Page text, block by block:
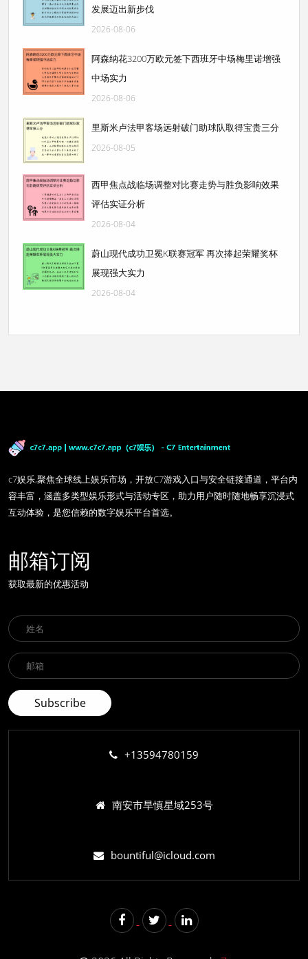
发展迈出新步伐
2026-08-06
阿森纳花3200万欧元签下西班牙中场梅里诺增强
中场实力
2026-08-06
里斯米卢法甲客场远射破门助球队取得宝贵三分
2026-08-05
西甲焦点战临场调整对比赛走势与胜负影响效果
评估实证分析
2026-08-04
蔚山现代成功卫冕K联赛冠军 再次捧起荣耀奖杯
展现强大实力
2026-08-04
c7娱乐,聚焦全球线上娱乐市场，开放C7游戏入口与安全链接通道，平台内
容丰富，涵盖多类型娱乐形式与活动专区，助力用户随时随地畅享沉浸式
互动体验，是您信赖的数字娱乐平台首选。
邮箱订阅
获取最新的优惠活动
+13594780159
南安市旱慎星域253号
bountiful@icloud.com